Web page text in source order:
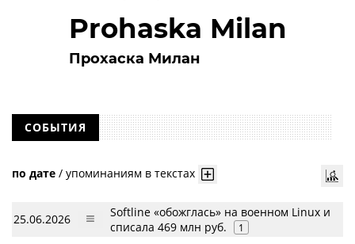
Prohaska Milan
Прохаска Милан
СОБЫТИЯ
по дате / упоминаниям в текстах
25.06.2026
Softline «обожглась» на военном Linux и
списала 469 млн руб.
1